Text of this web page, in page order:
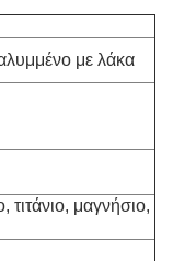
με λάκα
μαγνήσιο,